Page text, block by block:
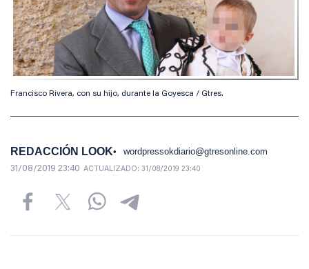
Francisco Rivera, con su hijo, durante la Goyesca / Gtres.
REDACCIÓN LOOK wordpressokdiario@gtresonline.com
31/08/2019 23:40 ACTUALIZADO: 31/08/2019 23:40